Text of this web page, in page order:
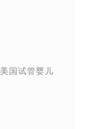
美国试管婴儿